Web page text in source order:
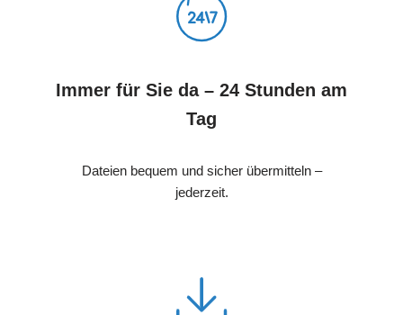
Immer für Sie da – 24 Stunden am
Tag
Dateien bequem und sicher übermitteln –
jederzeit.